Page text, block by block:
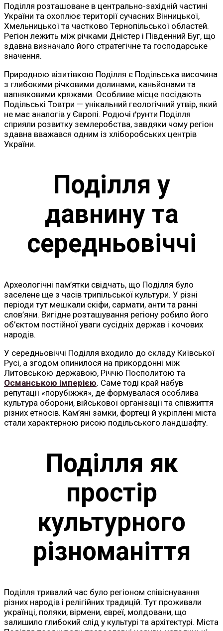
Поділля розташоване в центрально-західній частині
України та охоплює території сучасних Вінницької,
Хмельницької та частково Тернопільської областей.
Регіон лежить між річками Дністер і Південний Буг, що
здавна визначало його стратегічне та господарське
значення.
Природною візитівкою Поділля є Подільська височина
з глибокими річковими долинами, каньйонами та
вапняковими кряжами. Особливе місце посідають
Подільські Товтри — унікальний геологічний утвір, який
не має аналогів у Європі. Родючі ґрунти Поділля
сприяли розвитку землеробства, завдяки чому регіон
здавна вважався одним із хліборобських центрів
України.
Поділля у
давнину та
середньовіччі
Археологічні пам’ятки свідчать, що Поділля було
заселене ще з часів трипільської культури. У різні
періоди тут мешкали скіфи, сармати, анти та ранні
слов’яни. Вигідне розташування регіону робило його
об’єктом постійної уваги сусідніх держав і кочових
народів.
У середньовіччі Поділля входило до складу Київської
Русі, а згодом опинилося на прикордонні між
Литовською державою, Річчю Посполитою та
Османською імперією. Саме тоді край набув
репутації «порубіжжя», де формувалася особлива
культура оборони, військової організації та співжиття
різних етносів. Кам’яні замки, фортеці й укріплені міста
стали характерною рисою подільського ландшафту.
Поділля як
простір
культурного
різноманіття
Поділля тривалий час було регіоном співіснування
різних народів і релігійних традицій. Тут проживали
українці, поляки, вірмени, євреї, молдовани, що
залишило глибокий слід у культурі та архітектурі. Міста